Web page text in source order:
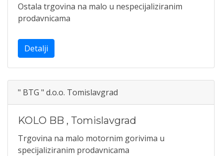
Ostala trgovina na malo u nespecijaliziranim
prodavnicama
Detalji
" BTG " d.o.o. Tomislavgrad
KOLO BB , Tomislavgrad
Trgovina na malo motornim gorivima u
specijaliziranim prodavnicama